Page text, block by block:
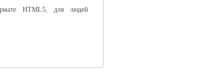
HTML5, для людей